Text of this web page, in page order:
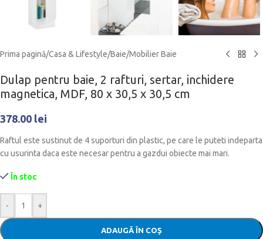
Prima pagină/Casa & Lifestyle/Baie/Mobilier Baie
Dulap pentru baie, 2 rafturi, sertar, inchidere
magnetica, MDF, 80 x 30,5 x 30,5 cm
378.00 lei
Raftul este sustinut de 4 suporturi din plastic, pe care le puteti indeparta
cu usurinta daca este necesar pentru a gazdui obiecte mai mari.
În stoc
- +
ADAUGĂ ÎN COȘ